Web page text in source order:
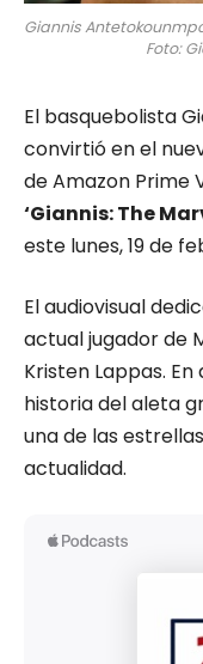
Giannis
Foto:
El basquebolista
convirtió en el
de Amazon Prime
‘Giannis: The
este lunes, 19 de
El audiovisual
actual jugador de
Kristen Lappas.
historia del aleta
una de las
actualidad.